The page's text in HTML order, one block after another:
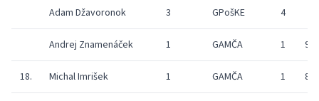
Adam Džavoronok 3 GPošKE 4
Andrej Znamenáček 1 GAMČA 1 9
18. Michal Imrišek 1 GAMČA 1 8